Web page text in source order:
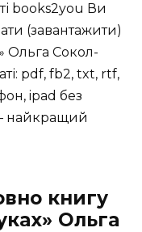
books2you Ви
(завантажити)
Ольга Сокол-
pdf, fb2, txt, rtf,
ipad без
– найкращий
книгу
Ольга